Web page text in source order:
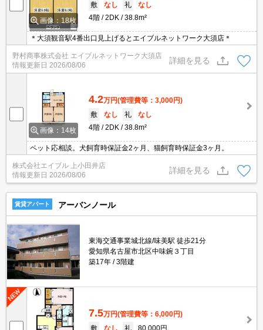
画像：18枚
敷
なし 礼
なし
4階
2DK 38.8m²
＊大須観音駅4番出口見上げるとエイブルネットワーク大須店＊
野村商事株式会社 エイブルネットワーク大須店
情報更新日 2026/08/06
詳細を見る
画像：14枚
4.2万円(管理費等：3,000円)
敷
なし 礼
なし
4階
2DK 38.8m²
ペット応相談。犬飼育時保証金2ヶ月、猫飼育時保証金3ヶ月。
株式会社エイブル 上小田井店
情報更新日 2026/08/06
詳細を見る
賃貸アパート アーバンノール
東海交通事業城北線/味美駅 徒歩21分
愛知県名古屋市北区中味鋺３丁目
築17年
3階建
7.5万円(管理費等：6,000円)
敷
なし 礼
80,000円